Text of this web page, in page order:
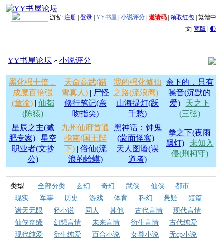
游客: 注册 登录 YY书屋 小说评分 邀请码 领取红包 繁體中
文| 宽版 | 🌓
YY书屋论坛 » 小说评分
黑化强十倍，
成魔百倍强
(章渝)| 仙都
(陈猿)
天命高武(踏
雪真人) | 尸怪
修行笔记(亲
吻指尖)
我的强化修仙
之路(流浪鹰) |
山海提灯(跃
千愁)
余下的，只有
噪音(沉默的
爱)| 天之下
(三弦)
星辰之主(减
肥专家) | 星空
职业者(文抄
公)
九州仙府首通
指南(国王陛
下)| 俗仙(流
浪的蛤蟆)
黑神话：钟鬼
(蒙面怪客) |
天人图谱(误
道者)
拳之下(夜雨
飘灯)| 未知入
侵(荆柯守)
类型 全部分类 玄幻 奇幻 武侠 仙侠
都市
现实
军事 历史 游戏 体育 科幻 悬疑
短篇
诸天无限
轻小说 同人 其他 古代言情
现代言情
仙侠奇缘
幻想言情 未来言情 衍生言情
古代纯爱
现代纯爱
衍生纯爱 百合小说 女尊小说
无cp小说